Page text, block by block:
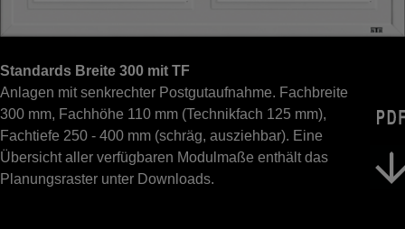
Standards Breite 300 mit TF
Anlagen mit senkrechter Postgutaufnahme. Fachbreite
300 mm, Fachhöhe 110 mm (Technikfach 125 mm),
Fachtiefe 250 - 400 mm (schräg, ausziehbar). Eine
Übersicht aller verfügbaren Modulmaße enthält das
Planungsraster unter Downloads.